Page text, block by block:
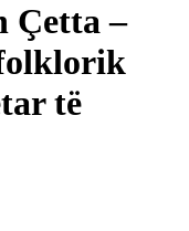
Çetta –
të